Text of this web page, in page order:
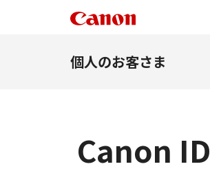
個人のお客さま
Canon ID